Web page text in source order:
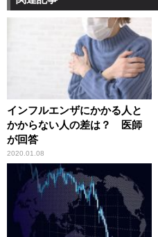
インフルエンザにかかる人と
かからない人の差は？ 医師
が回答
2020.01.08